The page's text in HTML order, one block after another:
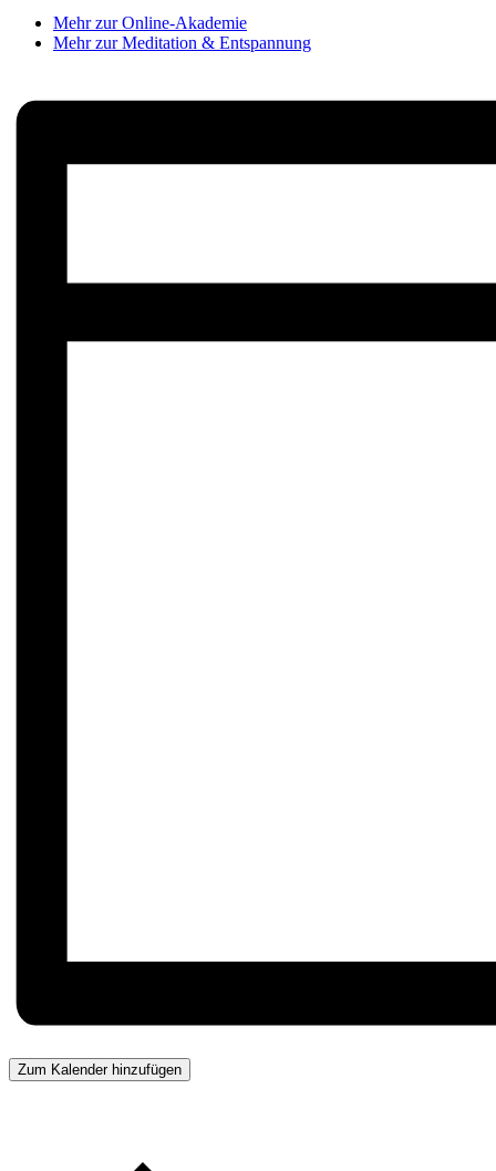
Mehr zur Online-Akademie
Mehr zur Meditation & Entspannung
Zum Kalender hinzufügen